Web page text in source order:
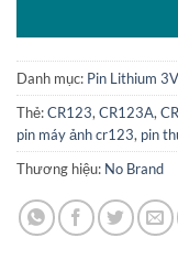
Danh mục: Pin Lithium
Thẻ:CR123,CR123A,
pin máy ảnh cr123, pin
Thương hiệu: No Brand